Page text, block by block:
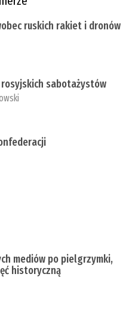
ruskich rakiet i dronów
sabotażystów
mediów po pielgrzymki,
historyczną